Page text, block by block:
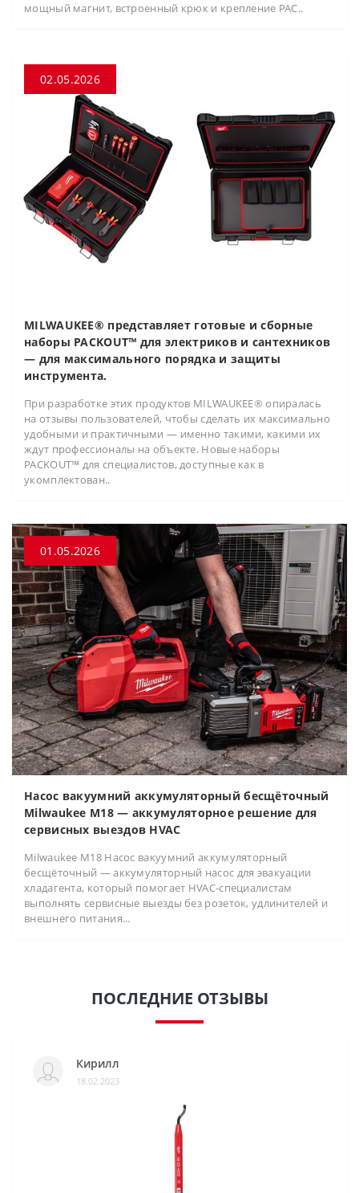
мощный магнит, встроенный крюк и крепление PAC..
02.05.2026
MILWAUKEE® представляет готовые и сборные
наборы PACKOUT™ для электриков и сантехников
— для максимального порядка и защиты
инструмента.
При разработке этих продуктов MILWAUKEE® опиралась
на отзывы пользователей, чтобы сделать их максимально
удобными и практичными — именно такими, какими их
ждут профессионалы на объекте. Новые наборы
PACKOUT™ для специалистов, доступные как в
укомплектован..
01.05.2026
Насос вакуумний аккумуляторный бесщёточный
Milwaukee M18 — аккумуляторное решение для
сервисных выездов HVAC
Milwaukee M18 Насос вакуумний аккумуляторный
бесщёточный — аккумуляторный насос для эвакуации
хладагента, который помогает HVAC-специалистам
выполнять сервисные выезды без розеток, удлинителей и
внешнего питания...
ПОСЛЕДНИЕ ОТЗЫВЫ
Кирилл
18.02.2023